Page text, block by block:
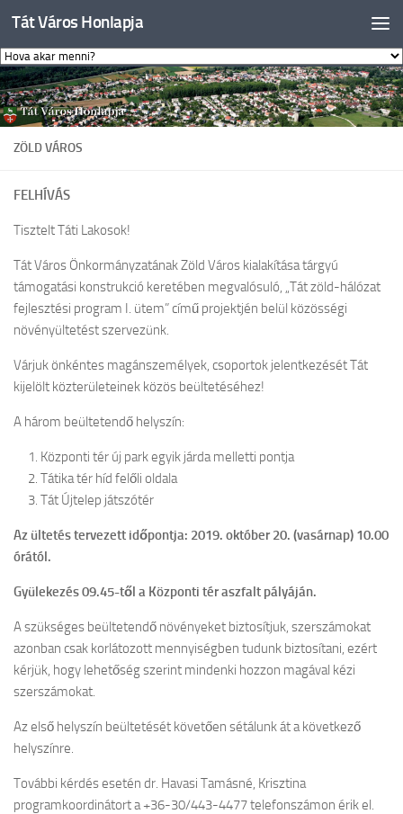
Skip to content
Tát Város Honlapja
ZÖLD VÁROS
FELHÍVÁS
Tisztelt Táti Lakosok!
Tát Város Önkormányzatának Zöld Város kialakítása tárgyú
támogatási konstrukció keretében megvalósuló, „Tát zöld-hálózat
fejlesztési program I. ütem” című projektjén belül közösségi
növényültetést szervezünk.
Várjuk önkéntes magánszemélyek, csoportok jelentkezését Tát
kijelölt közterületeinek közös beültetéséhez!
A három beültetendő helyszín:
Központi tér új park egyik járda melletti pontja
Tátika tér híd felőli oldala
Tát Újtelep játszótér
Az ültetés tervezett időpontja: 2019. október 20. (vasárnap) 10.00
órától.
Gyülekezés 09.45-től a Központi tér aszfalt pályáján.
A szükséges beültetendő növényeket biztosítjuk, szerszámokat
azonban csak korlátozott mennyiségben tudunk biztosítani, ezért
kérjük, hogy lehetőség szerint mindenki hozzon magával kézi
szerszámokat.
Az első helyszín beültetését követően sétálunk át a következő
helyszínre.
További kérdés esetén dr. Havasi Tamásné, Krisztina
programkoordinátort a +36-30/443-4477 telefonszámon érik el.